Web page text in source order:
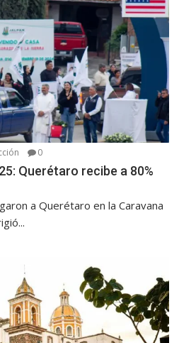
0
Querétaro recibe a 80%
a Querétaro en la Caravana